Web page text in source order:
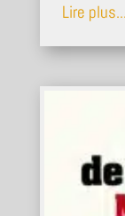
Lire plus...